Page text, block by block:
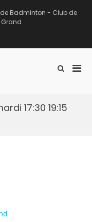
de Badminton - Club de
Afficher
recherche
17:30 19:15